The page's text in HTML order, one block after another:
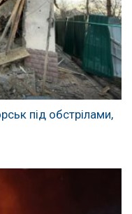
під обстрілами,